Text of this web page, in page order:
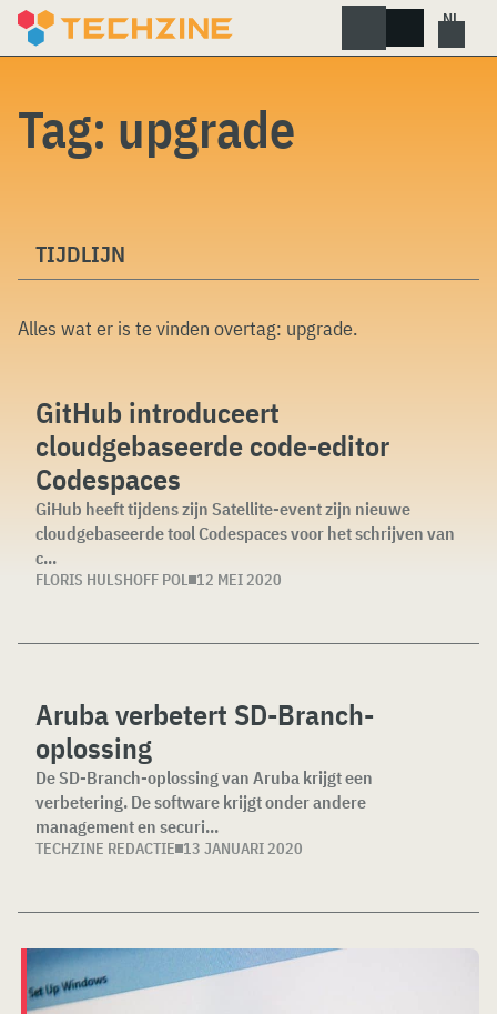
Skip
Tag: upgrade
TIJDLIJN
Alles wat er is te vinden overtag: upgrade.
GitHub introduceert
cloudgebaseerde code-editor
Codespaces
GiHub heeft tijdens zijn Satellite-event zijn nieuwe
cloudgebaseerde tool Codespaces voor het schrijven van
c...
FLORIS HULSHOFF POL 12 MEI 2020
Aruba verbetert SD-Branch-
oplossing
De SD-Branch-oplossing van Aruba krijgt een
verbetering. De software krijgt onder andere
management en securi...
TECHZINE REDACTIE 13 JANUARI 2020